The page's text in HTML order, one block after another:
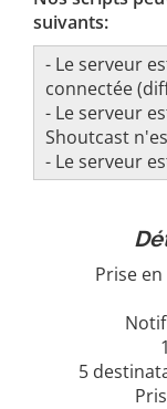
suivants:
- Le serveur
connectée
- Le serveur
Shoutcast
- Le serveur
Prise
5